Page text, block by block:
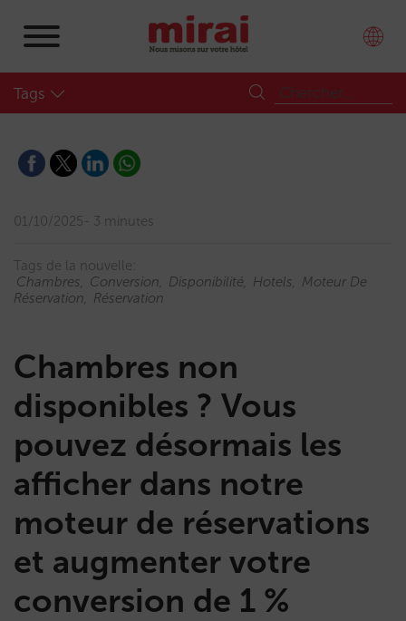
Tags
01/10/2025 3 minutes
Tags de la nouvelle:
Chambres
Conversion Disponibilité Hotels
Moteur De
Réservation
Réservation
Chambres non
disponibles ? Vous
pouvez désormais les
afficher dans notre
moteur de réservations
et augmenter votre
conversion de 1 %